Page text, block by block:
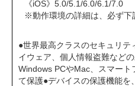
《iOS》5.0/5.1/6.0/6.1/7.0
※動作環境の詳細は、必ず下
●世界最高クラスのセキュリ
イウェア、個人情報盗難など
Windows PCやMac、スマー
て保護●デバイスの保護機能を